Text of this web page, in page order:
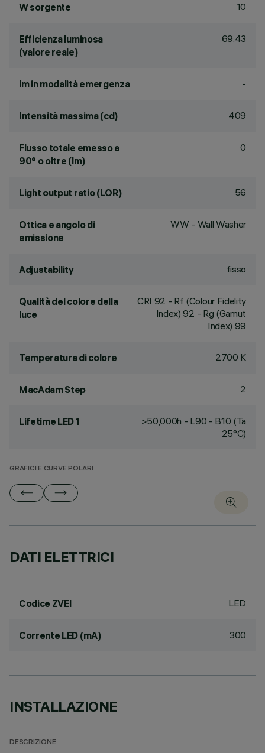
W sorgente 10
Efficienza luminosa
(valore reale)
69.43
lm in modalità emergenza -
Intensità massima (cd) 409
Flusso totale emesso a
90° o oltre (lm)
0
Light output ratio (LOR) 56
Ottica e angolo di
emissione
WW - Wall Washer
Adjustability fisso
Qualità del colore della
luce
CRI 92 - Rf (Colour Fidelity
Index) 92 - Rg (Gamut
Index) 99
Temperatura di colore 2700 K
MacAdam Step 2
Lifetime LED 1
>50,000h - L90 - B10 (Ta
25°C)
GRAFICI E CURVE POLARI
DATI ELETTRICI
Codice ZVEI LED
Corrente LED (mA) 300
INSTALLAZIONE
DESCRIZIONE